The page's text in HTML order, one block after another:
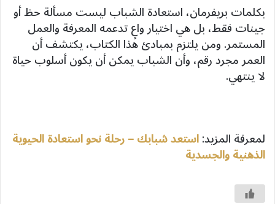
بكلمات بريفرمان، استعادة الشباب ليست مسألة حظ أو
جينات فقط، بل هي اختيار واعٍ تدعمه المعرفة والعمل
المستمر. ومن يلتزم بمبادئ هذا الكتاب، يكتشف أن
العمر مجرد رقم، وأن الشباب يمكن أن يكون أسلوب حياة
لا ينتهي.
لمعرفة المزيد:استعد شبابك – رحلة نحو استعادة الحيوية
الذهنية والجسدية